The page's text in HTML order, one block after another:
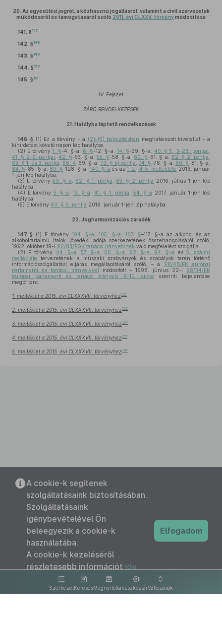
20. Az egyesülési jogról, a közhasznú jogállásról, valamint a civil szervezetek
működéséről és támogatásáról szóló 2011. évi CLXXV. törvénymódosítása
141. § 147
142. § 148
143. § 149
144. § 150
145. § 151
IV. Fejezet
ZÁRÓ RENDELKEZÉSEK
21. Hatályba léptető rendelkezések
146. § (1) Ez a törvény – a (2)–(5) bekezdésben meghatározott kivétellel – a
kihirdetést követő napon lép hatályba.
(2) E törvény 1. §–4. §-a, 6. §–12. §-a, 14. §–39. §-a, 40. § 1., 3–26. pontjai
41. § 2–6. pontjai
,42. §–53. §-a, 55. §–58. §-a, 60. §–61. §-a, 62. § 2. pontja
63. § 1. és 3. pontja
66. §–69. §-a, 73. § b) pontja ,74. §–76. §-a, 80. §–81. §-a,
84. §–85. §-a, 89. §–128. §-a, 140. §-a és az 1–2., 4–5. melléklete 2016. január
1-jén lép hatályba.
(3) E törvény59. §-a 62. § 1. pontja 63. § 2. pontja 2016. július 1-jén lép
hatályba.
(4) E törvény 5. §-a 13. §-a 41. § 1. pontja 54. §-a 2017. január 1-jén lép
hatályba.
(5) E törvény 40. § 2. pontja 2018. január 1-jén lép hatályba.
22. Jogharmonizációs záradék
147. § (1) E törvény104. §-a ,105. §-a 107. §–117. §-a az alkohol és az
alkoholtartalmú italok jövedéki adója szerkezetének összehangolásáról szóló,
1992. október 19-i 92/83/EGK tanácsi irányelvnek való megfelelést szolgálja.
(2) E törvény 44. §-a ,57. §-a 60. §-a 62. §-a 94. §-a és 5. számú
melléklete tervezetének a műszaki szabványok és szabályok terén történő
információszolgáltatási eljárás megállapításáról szóló, – a
98/48/EK európai
parlamenti és tanácsi irányelvvel módosított – 1998. június 22-i 98/34/EK
európai parlamenti és tanácsi irányelv 8–10. cikke szerinti bejelentése
megtörtént.
1. melléklet a 2015. évi CLXXXVII. törvényhez 152
2. melléklet a 2015. évi CLXXXVII. törvényhez 153
3. melléklet a 2015. évi CLXXXVII. törvényhez 154
4. melléklet a 2015. évi CLXXXVII. törvényhez 155
5. melléklet a 2015. évi CLXXXVII. törvényhez 156
SzerkezetKeresésMegnyitottakEszköztárVáltozások
A cookie-k segítenek
szolgáltatásaink biztosításában.
Szolgáltatásaink
igénybevételével Ön
beleegyezik a cookie-k
használatába.
A cookie-k kezeléséről
részletesebb információt ide
kattintva olvashat.
Elfogadom